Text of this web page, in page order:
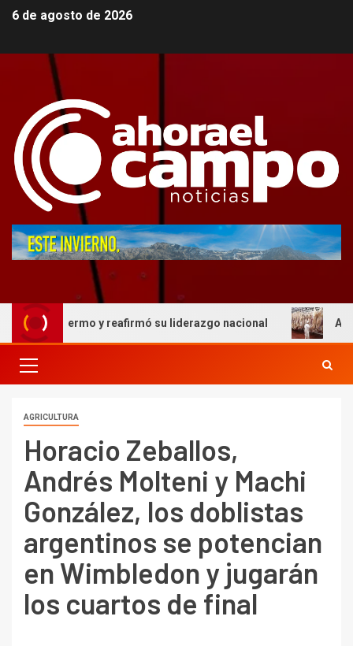
6 de agosto de 2026
Palermo y reafirmó su liderazgo nacional AFIC
AGRICULTURA
Horacio Zeballos,
Andrés Molteni y Machi
González, los doblistas
argentinos se potencian
en Wimbledon y jugarán
los cuartos de final